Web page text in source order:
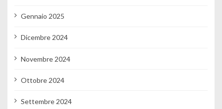
Gennaio 2025
Dicembre 2024
Novembre 2024
Ottobre 2024
Settembre 2024